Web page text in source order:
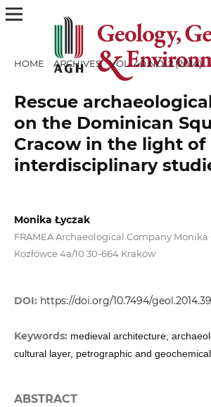
HOME / ARCHIVES / VOL. 40 NO. 2 (2014) /
Rescue
on the Dominican
Cracow in the light of
interdisciplinary
Monika Łyczak
FRAMEA Archaeological Company Monika
Kozłówce 4a/10 30-664 Kraków
DOI: https://doi.org/10.7494/
Keywords: medieval architecture,
cultural layer, petrographic and
ABSTRACT